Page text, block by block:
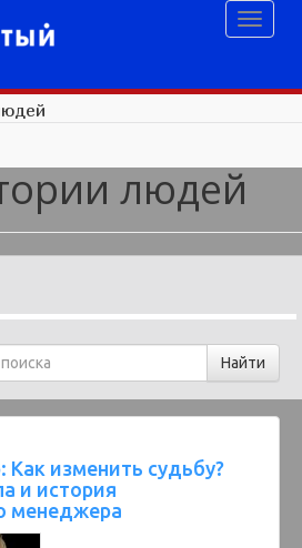
людей
изменить судьбу?
и история
менеджера